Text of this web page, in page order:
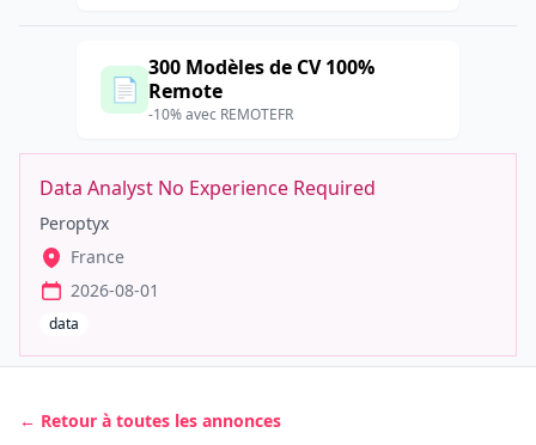
📄
300 Modèles de CV 100%
Remote
-10% avec REMOTEFR
Data Analyst No Experience Required
Peroptyx
France
2026-08-01
data
← Retour à toutes les annonces